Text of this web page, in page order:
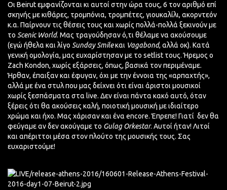
Οι Beirut εμφανίζονται κι αυτοί στην ώρα τους, 6 τον αριθμό επί
σκηνής με κιθάρες, τρομπόνια, τρομπέτες, γιουκαλίλι, ακορντεόν
κ.α. Παίρνουν τις θέσεις τους και χωρίς πολλά-πολλά ξεκινούν με
το Scenic World. Μας τραγούδησαν ό,τι θέλαμε να ακούσουμε
(εγώ ήθελα και λίγο Sunday Smileκαι Vagabond, αλλά οκ). Κατά
γενική ομολογία, μας ευχαρίστησαν με το setlist τους. Ήρεμος o
Zach Kondon, χωρίς εξάρσεις, όπως, βασικά τον περιμέναμε.
Ήρθαν, έπαιξαν και έφυγαν, όχι με την έννοια της «αρπαχτής»,
αλλά με ένα στυλ που μας δείχνει ότι είναι άριστοι μουσικοί
χωρίς ξεσπάσματα στα live. Δεν είναι πάντα κακό αυτό, όταν
ξέρεις ότι θα ακούσεις καλή, ποιοτική μουσική με ιδιαίτερο
χρώμα και ήχο. Μας χάρισαν και ένα encore. Έπρεπε! Γιατί δεν θα
φεύγαμε αν δεν ακούγαμε το Gulag Orkestar. Αυτοί ήταν! Λιτοί
και απέριττοι μέσα στον πλούτο της μουσικής τους. Σας
ευχαριστούμε!